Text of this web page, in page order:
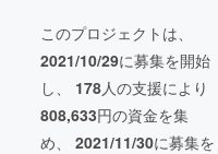
このプロジェクトは、
2021/10/29に募集を開始
し、 178人の支援により
808,633円の資金を集
め、 2021/11/30に募集を